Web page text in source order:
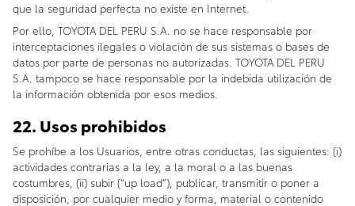
que la seguridad perfecta no existe en Internet.
Por ello, TOYOTA DEL PERU S.A. no se hace responsable por
interceptaciones ilegales o violación de sus sistemas o bases de
datos por parte de personas no autorizadas. TOYOTA DEL PERU
S.A. tampoco se hace responsable por la indebida utilización de
la información obtenida por esos medios.
22. Usos prohibidos
Se prohíbe a los Usuarios, entre otras conductas, las siguientes: (i)
actividades contrarias a la ley, a la moral o a las buenas
costumbres, (ii) subir (“up load”), publicar, transmitir o poner a
disposición, por cualquier medio y forma, material o contenido